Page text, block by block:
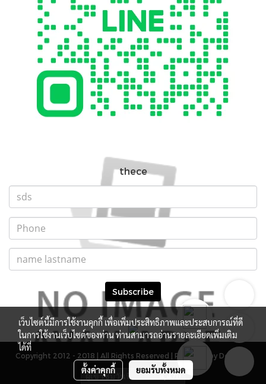
thece
Subscribe
Copyright 2012 - 2018 | All Rights Reserved | Powered by DevMWE
ผู้เข้าชมวันนี้ 4,470
เว็บไซต์นี้มีการใช้งานคุกกี้ เพื่อเพิ่มประสิทธิภาพและประสบการณ์ที่ดี
ในการใช้งานเว็บไซต์ของท่าน ท่านสามารถอ่านรายละเอียดเพิ่มเติม
ได้ที่
ตั้งค่าคุกกี้ ยอมรับทั้งหมด